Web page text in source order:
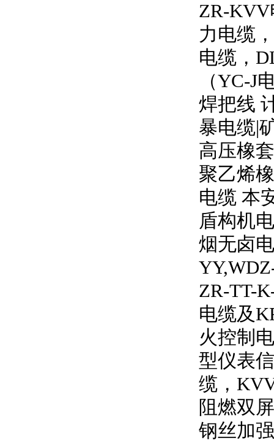
ZR-KVV
力电缆，
电缆，
（YC-J
焊把线
暴电缆
高压橡
聚乙烯
电缆 本
盾构机
烟无卤
ZR-TT-
电缆及
火控制
型仪表
缆，
阻燃双
钢丝加